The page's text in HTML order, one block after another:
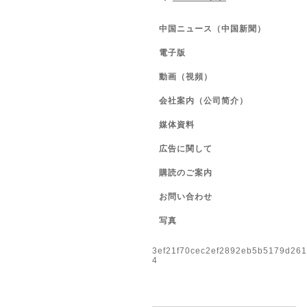
中国ニュース（中国新聞）
電子版
動画（視頻）
会社案内（公司简介）
媒体資料
広告に関して
購読のご案内
お問い合わせ
写真
4